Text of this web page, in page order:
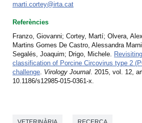
marti.cortey@irta.cat
Referències
Franzo, Giovanni; Cortey, Martí; Olvera,
Martins Gomes De Castro, Alessandra
Segalés, Joaquim; Drigo, Michele.
classification of Porcine Circovirus type 2
challenge. Virology Journal. 2015, vol. 12,
10.1186/s12985-015-0361-x.